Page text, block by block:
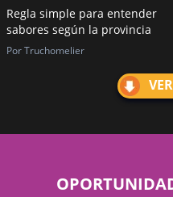
Regla simple para entender
sabores según la provincia
Por Truchomelier